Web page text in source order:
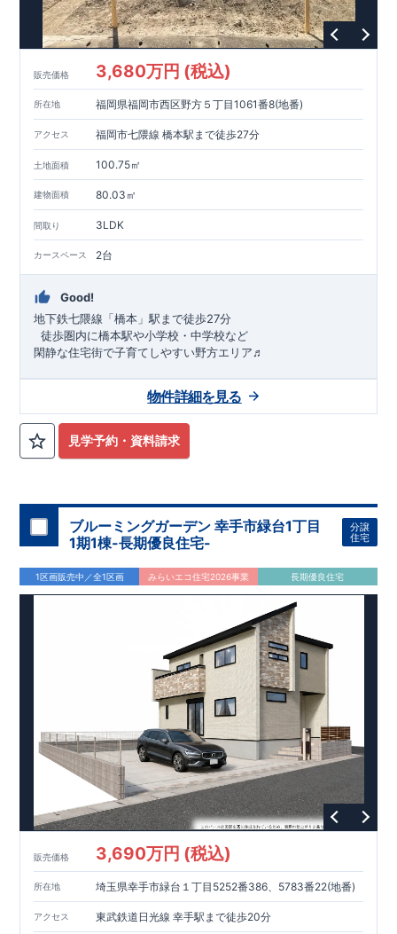
販売価格 3,680万円 (税込)
所在地 福岡県福岡市西区野方５丁目1061番8(地番)
アクセス 福岡市七隈線 橋本駅まで徒歩27分
土地面積 100.75㎡
建物面積 80.03㎡
間取り 3LDK
カースペース 2台
Good!
地下鉄七隈線 「橋本」駅まで徒歩27分
​ ​徒歩圏内に橋本駅や小学校・中学校など
閑静な住宅街で子育てしやすい野方エリア♬
1号棟：3LDK＋ロフト＋カースペース2台
問合せください。
東栄セーフティダンパー
標準装備
・キッチンには便利な床下収納
・リビングには全体が見渡せる対面キッチン
・お風呂場には
浴室暖房換気乾燥機完備
24時間換気で快適な住まい環境
周辺環境
【教育施設】
・野方保育園…約948 ～ 1,300 m（徒歩12～ 16分）
・中村学園大学付属壱岐幼稚園…約841 ～ 1,000 m（徒歩11～
・壱岐南小学校…約1,085 ～ 1,200m （徒歩14～ 16分）
・壱岐丘中学校…約945 ～ 1,400 m（徒歩12～ 19分）
・野口青果…約834 ～ 1,200 m（徒歩11～ 16分）
・マルキョウ野方店…約1,450 ～ 1,800m （徒歩19～ 23分）
・ローソン野方六丁目店…約1,011 ～ 1,100m （徒歩13～ 14
・ドラッグイレブン野方店…約1,213 ～ 1,400m （徒歩16～ 19
分） ・​木の葉モール橋本…約1,778 ～ 2,100m （徒歩23～ 28
分）
【その他施設】 ・​福岡生松台郵便局…約729 ～ 1,300 m（徒歩
・西日本シティ銀行野方支店…約1,395 ～ 1,600m （徒歩18～
21分）
・村上華林堂病院…約1,180 ～ 1,500m （徒歩15～ 20分）
・野方塚原公園…約34 ～ 1 6 0 m（ 徒歩1 ～ 2 分）
東栄住宅の家づくりへのこだわり
■『BELS』 一次エネルギー消費量等級6取得
■耐震等級3（地震に強い）
■断熱性能と省エネ
■充実のアフターサポート
見学予約・資料請求
物件詳細を見る
ブルーミングガーデン 幸手市緑台1丁目
1期1棟-長期優良住宅-
分譲
住宅
1区画販売中／全1区画 みらいエコ住宅2026事業 長期優良住宅
販売価格 3,690万円 (税込)
所在地 埼玉県幸手市緑台１丁目5252番386、5783番22(地番)
アクセス 東武鉄道日光線 幸手駅まで徒歩20分